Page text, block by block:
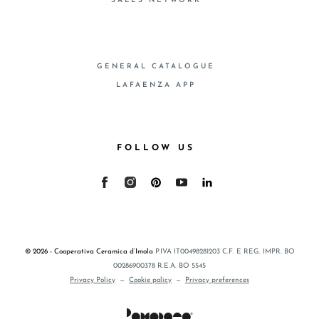
GENERAL CATALOGUE
LAFAENZA APP
FOLLOW US
© 2026 - Cooperativa Ceramica d’Imola P.IVA IT00498281203 C.F. E REG. IMPR. BO
00286900378 R.E.A. BO 5545
Privacy Policy — Cookie policy — Privacy preferences